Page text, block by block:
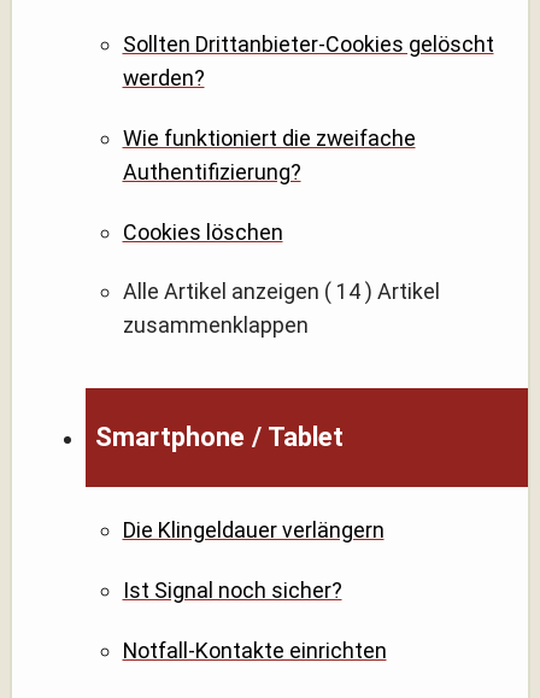
Sollten Drittanbieter-Cookies gelöscht
werden?
Wie funktioniert die zweifache
Authentifizierung?
Cookies löschen
Alle Artikel anzeigen ( 14 ) Artikel
zusammenklappen
Smartphone / Tablet
Die Klingeldauer verlängern
Ist Signal noch sicher?
Notfall-Kontakte einrichten